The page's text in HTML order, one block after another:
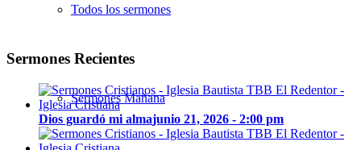
Todos los sermones
Sermones Mañana
Sermones Recientes
Dios guardó mi almajunio 21, 2026 - 2:00 pm